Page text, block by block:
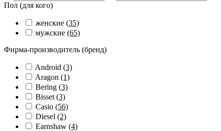
Пол (для кого)
женские (35)
мужские (65)
Фирма-производитель (бренд)
Android (3)
Aragon (1)
Bering (3)
Bisset (3)
Casio (56)
Diesel (2)
Earnshaw (4)